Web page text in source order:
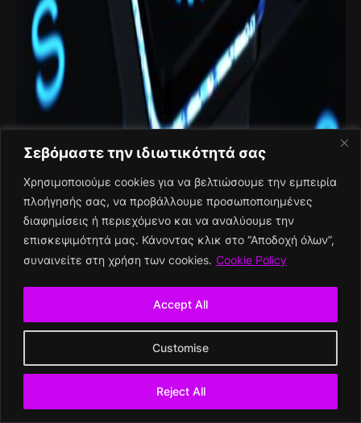
Σεβόμαστε την ιδιωτικότητά σας
Χρησιμοποιούμε cookies για να βελτιώσουμε την εμπειρία
πλοήγησής σας, να προβάλλουμε προσωποποιημένες
διαφημίσεις ή περιεχόμενο και να αναλύουμε την
επισκεψιμότητά μας. Κάνοντας κλικ στο “Αποδοχή όλων”,
συναινείτε στη χρήση των cookies. Cookie Policy
Customise
Reject All
Accept All
31 Δεκεμβρίου, 2025
SEO για Επιχειρήσεις το 2026:
Στρατηγική, Τακτικές και